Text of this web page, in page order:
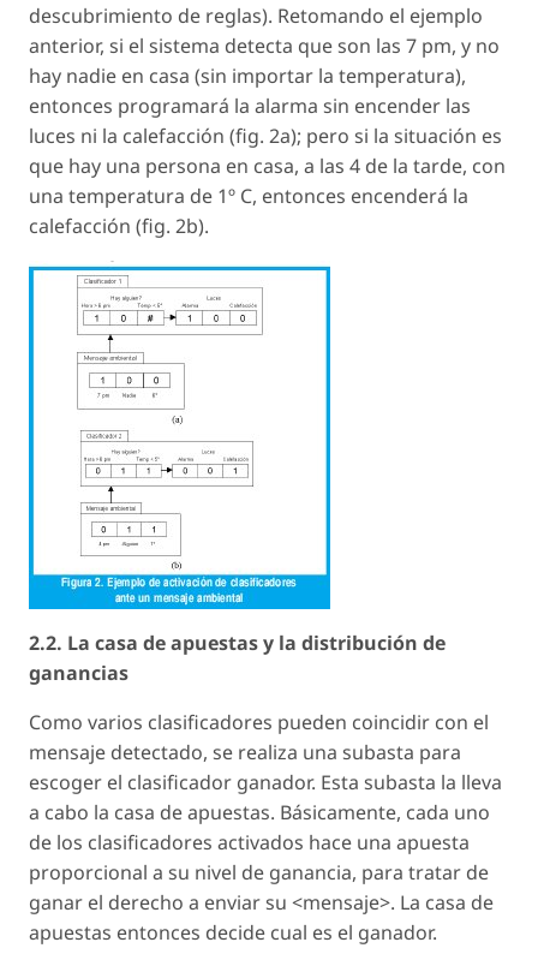
descubrimiento de reglas). Retomando el ejemplo
anterior, si el sistema detecta que son las 7 pm, y no
hay nadie en casa (sin importar la temperatura),
entonces programará la alarma sin encender las
luces ni la calefacción (fig. 2a); pero si la situación es
que hay una persona en casa, a las 4 de la tarde, con
una temperatura de 1º C, entonces encenderá la
calefacción (fig. 2b).
2.2. La casa de apuestas y la distribución de
ganancias
Como varios clasificadores pueden coincidir con el
mensaje detectado, se realiza una subasta para
escoger el clasificador ganador. Esta subasta la lleva
a cabo la casa de apuestas. Básicamente, cada uno
de los clasificadores activados hace una apuesta
proporcional a su nivel de ganancia, para tratar de
ganar el derecho a enviar su <mensaje>. La casa de
apuestas entonces decide cual es el ganador.